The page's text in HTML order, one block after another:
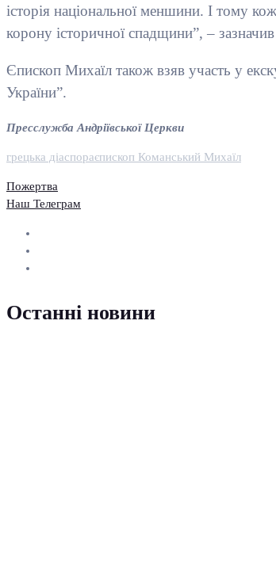
історія національної меншини. І тому
корону історичної спадщини”, –
Єпископ Михаїл також взяв участь у
України”.
Пресслужба Андріївської Церкви
грецька діаспораєпископ Команський Михаїл
Пожертва
Наш Телеграм
Останні новини